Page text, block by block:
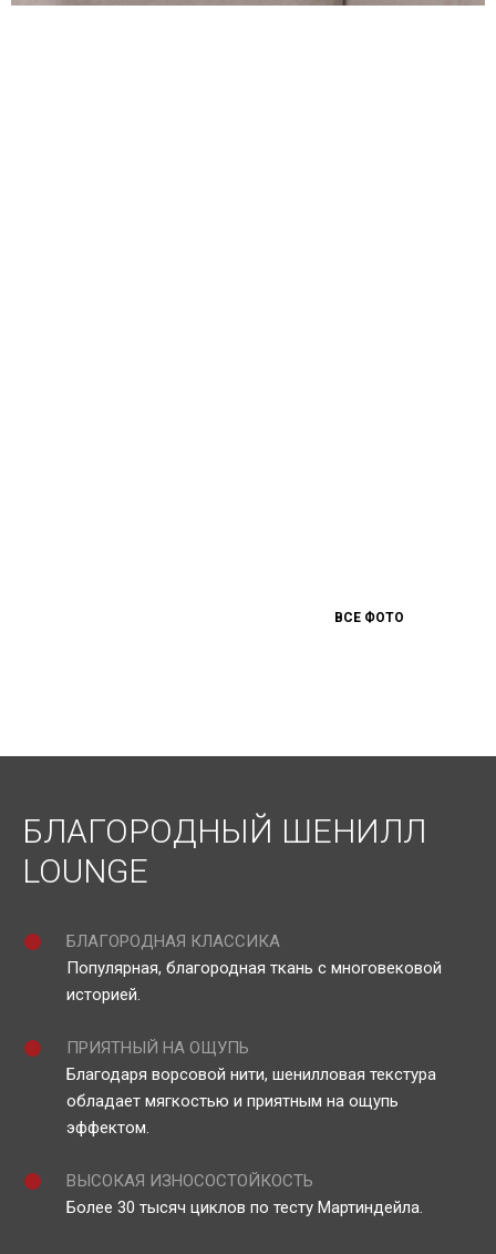
ВСЕ ФОТО
БЛАГОРОДНЫЙ ШЕНИЛЛ
LOUNGE
БЛАГОРОДНАЯ КЛАССИКА
Популярная, благородная ткань с многовековой
историей.
ПРИЯТНЫЙ НА ОЩУПЬ
Благодаря ворсовой нити, шенилловая текстура
обладает мягкостью и приятным на ощупь
эффектом.
ВЫСОКАЯ ИЗНОСОСТОЙКОСТЬ
Более 30 тысяч циклов по тесту Мартиндейла.